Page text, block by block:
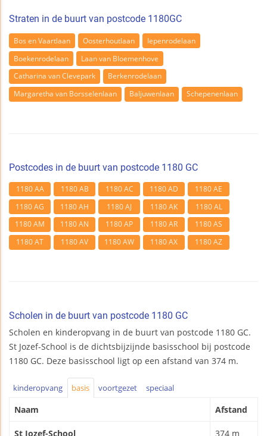
Straten in de buurt van postcode 1180GC
Bos en Vaartlaan Oosterhoutlaan
Iepenrodelaan
Boekenrodelaan
Laan van Bloemenhove
Catharina van Clevepark
Berkenrodelaan
Margaretha van Borsselenlaan
Baljuwenlaan Schepenenlaan
Postcodes in de buurt van postcode 1180 GC
1180 AA 1180 AB 1180 AC 1180 AD
1180 AE
1180 AG
1180 AH 1180 AJ 1180 AK
1180 AL
1180 AM
1180 AN 1180 AP 1180 AR
1180 AS
1180 AT
1180 AV 1180 AW 1180 AX 1180 AZ
Scholen in de buurt van postcode 1180 GC
Scholen en kinderopvang in de buurt van postcode 1180 GC.
St Jozef-School is de dichtsbijzijnde basisschool bij postcode
1180 GC. Deze basisschool ligt op een afstand van 374 m.
kinderopvang basis voortgezet speciaal
Naam Afstand
St Jozef-School 374 m